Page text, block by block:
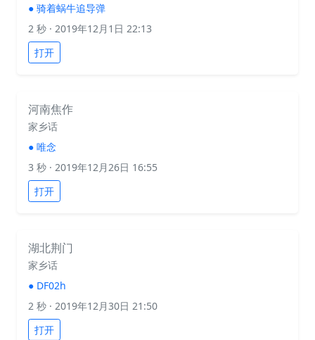
● 骑着蜗牛追导弹
2 秒 · 2019年12月1日 22:13
打开
河南焦作
家乡话
● 唯念
3 秒 · 2019年12月26日 16:55
打开
湖北荆门
家乡话
● DF02h
2 秒 · 2019年12月30日 21:50
打开